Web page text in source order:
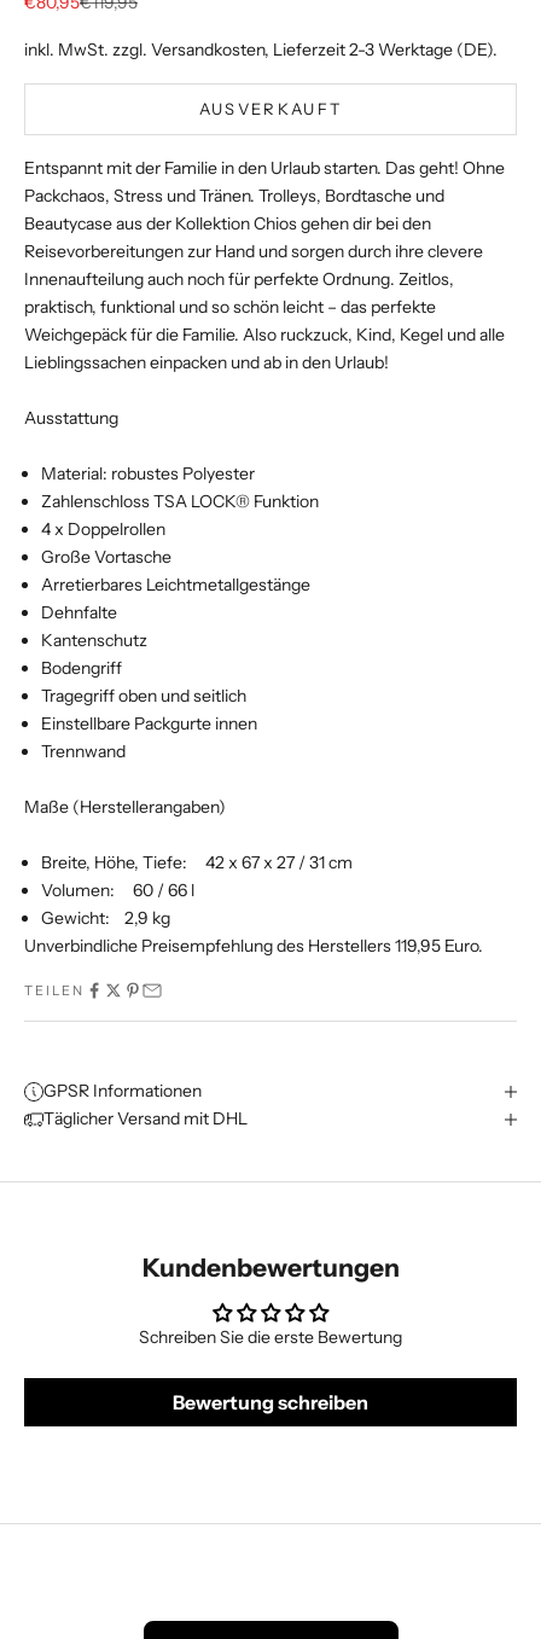
inkl. MwSt. zzgl. Versandkosten, Lieferzeit 2-3 Werktage (DE).
AUSVERKAUFT
Entspannt mit der Familie in den Urlaub starten. Das geht! Ohne
Packchaos, Stress und Tränen. Trolleys, Bordtasche und
Beautycase aus der Kollektion Chios gehen dir bei den
Reisevorbereitungen zur Hand und sorgen durch ihre clevere
Innenaufteilung auch noch für perfekte Ordnung. Zeitlos,
praktisch, funktional und so schön leicht – das perfekte
Weichgepäck für die Familie. Also ruckzuck, Kind, Kegel und alle
Lieblingssachen einpacken und ab in den Urlaub!
Ausstattung
Material: robustes Polyester
Zahlenschloss TSA LOCK® Funktion
4 x Doppelrollen
Große Vortasche
Arretierbares Leichtmetallgestänge
Dehnfalte
Kantenschutz
Bodengriff
Tragegriff oben und seitlich
Einstellbare Packgurte innen
Trennwand
Maße (Herstellerangaben)
Breite, Höhe, Tiefe: 42 x 67 x 27 / 31 cm
Volumen: 60 / 66 l
Gewicht: 2,9 kg
Unverbindliche Preisempfehlung des Herstellers 119,95 Euro.
TEILEN
GPSR Informationen
Täglicher Versand mit DHL
Kundenbewertungen
Schreiben Sie die erste Bewertung
Bewertung schreiben